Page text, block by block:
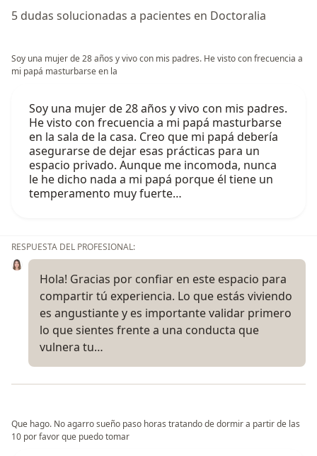
5 dudas solucionadas a pacientes en Doctoralia
Soy una mujer de 28 años y vivo con mis padres. He visto con frecuencia a
mi papá masturbarse en la
Soy una mujer de 28 años y vivo con mis padres.
He visto con frecuencia a mi papá masturbarse
en la sala de la casa. Creo que mi papá debería
asegurarse de dejar esas prácticas para un
espacio privado. Aunque me incomoda, nunca
le he dicho nada a mi papá porque él tiene un
temperamento muy fuerte…
RESPUESTA DEL PROFESIONAL:
Hola! Gracias por confiar en este espacio para
compartir tú experiencia. Lo que estás viviendo
es angustiante y es importante validar primero
lo que sientes frente a una conducta que
vulnera tu…
Que hago. No agarro sueño paso horas tratando de dormir a partir de las
10 por favor que puedo tomar